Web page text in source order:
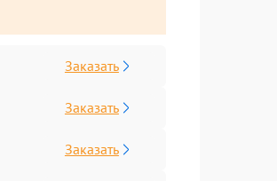
Заказать
Заказать
Заказать